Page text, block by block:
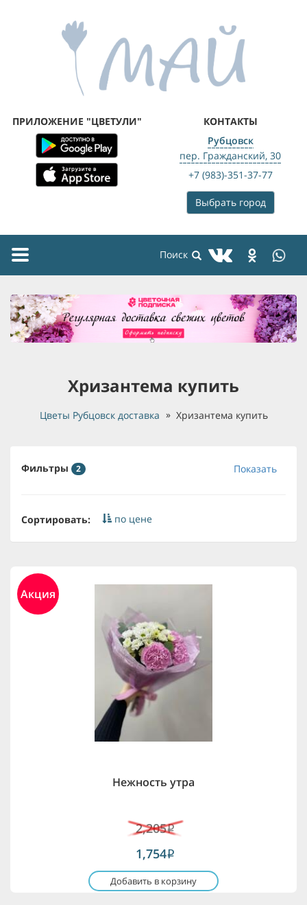
ПРИЛОЖЕНИЕ "ЦВЕТУЛИ"
КОНТАКТЫ
Рубцовск
пер. Гражданский, 30
+7 (983)-351-37-77
Выбрать город
Toggle
Хризантема купить
Цветы Рубцовск доставка Хризантема купить
Фильтры 2 Показать
Сортировать: по цене
Акция
Нежность утра
2,205i
1,754i
Добавить в корзину